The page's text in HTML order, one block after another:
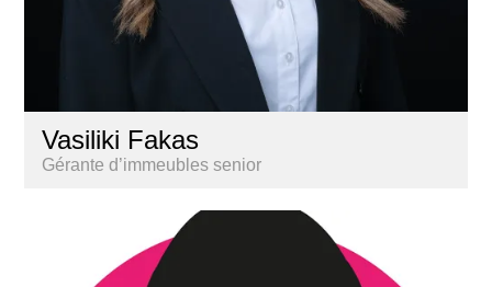
Vasiliki Fakas
Gérante d’immeubles senior